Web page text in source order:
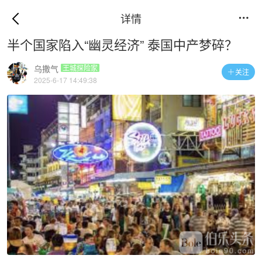
详情 
半个国家陷入“幽灵经济” 泰国中产梦碎？
关注
乌撒气 王城探险家
2025-6-17 14:49:38